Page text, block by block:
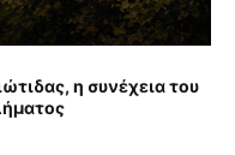
η συνέχεια του